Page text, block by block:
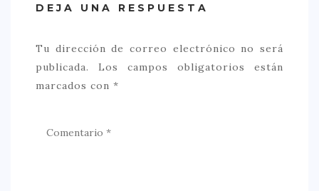
DEJA UNA RESPUESTA
Tu dirección de correo electrónico no será
publicada.
Los campos obligatorios están
marcados con *